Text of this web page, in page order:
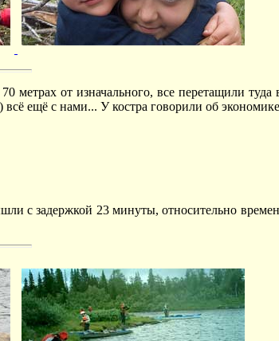
от изначального, все перетащили туда
ещё с нами... У костра говорили об
с задержкой 23 минуты, относительно